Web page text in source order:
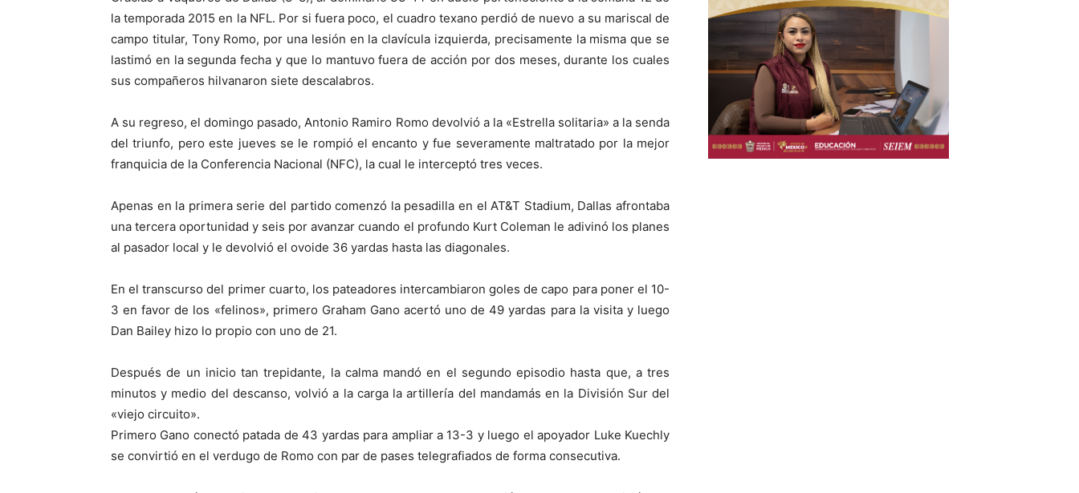
la temporada 2015 en la NFL. Por si fuera poco, el cuadro texano perdió de nuevo a su mariscal de
campo titular, Tony Romo, por una lesión en la clavícula izquierda, precisamente la misma que se
lastimó en la segunda fecha y que lo mantuvo fuera de acción por dos meses, durante los cuales
sus compañeros hilvanaron siete descalabros.
A su regreso, el domingo pasado, Antonio Ramiro Romo devolvió a la «Estrella solitaria» a la senda
del triunfo, pero este jueves se le rompió el encanto y fue severamente maltratado por la mejor
franquicia de la Conferencia Nacional (NFC), la cual le interceptó tres veces.
Apenas en la primera serie del partido comenzó la pesadilla en el AT&T Stadium, Dallas afrontaba
una tercera oportunidad y seis por avanzar cuando el profundo Kurt Coleman le adivinó los planes
al pasador local y le devolvió el ovoide 36 yardas hasta las diagonales.
En el transcurso del primer cuarto, los pateadores intercambiaron goles de capo para poner el 10-
3 en favor de los «felinos», primero Graham Gano acertó uno de 49 yardas para la visita y luego
Dan Bailey hizo lo propio con uno de 21.
Después de un inicio tan trepidante, la calma mandó en el segundo episodio hasta que, a tres
minutos y medio del descanso, volvió a la carga la artillería del mandamás en la División Sur del
«viejo circuito».
Primero Gano conectó patada de 43 yardas para ampliar a 13-3 y luego el apoyador Luke Kuechly
se convirtió en el verdugo de Romo con par de pases telegrafiados de forma consecutiva.